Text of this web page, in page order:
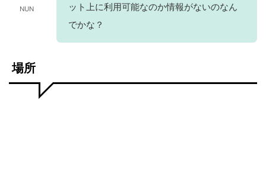
NUN
ット上に利用可能なのか情報がないのなん
でかな？
場所